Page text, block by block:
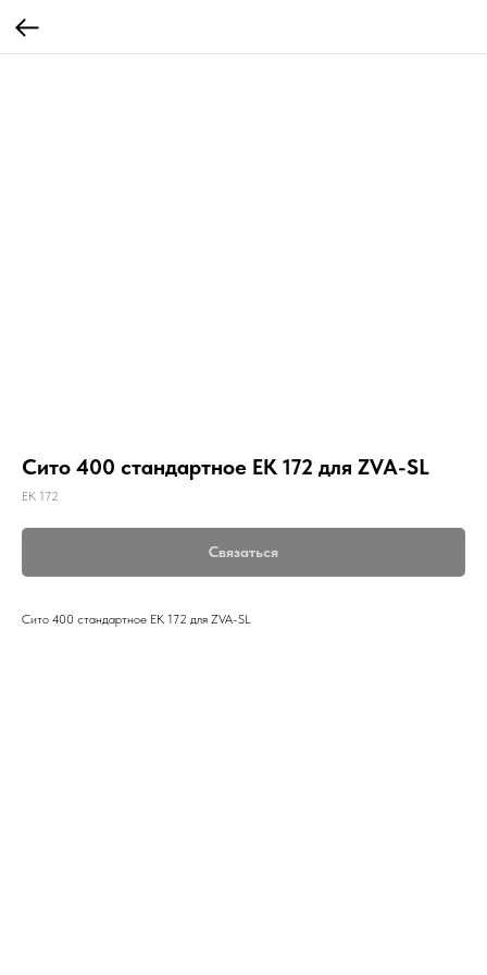
Сито 400 стандартное EK 172 для ZVA-SL
EK 172
Связаться
Сито 400 стандартное EK 172 для ZVA-SL